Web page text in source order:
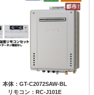
本体：GT-C2072SAW-BL
リモコン：RC-J101E